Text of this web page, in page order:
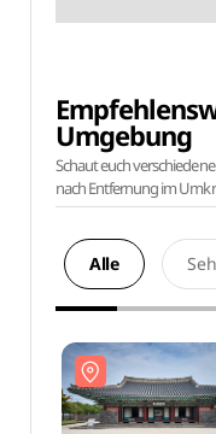
Umgebung
Schaut euch
nach Entfernung im
Alle